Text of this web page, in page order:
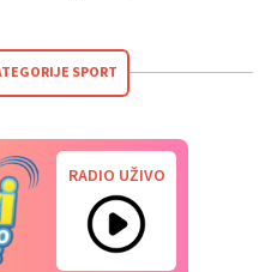
SPORT
RADIO UŽIVO